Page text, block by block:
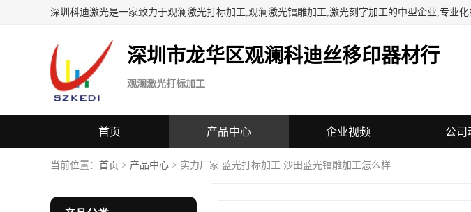
深圳科迪激光是一家致力于观澜激光打标加工,观澜激光镭雕加工,激光刻字加工的中型企业,专业化
深圳市龙华区观澜科迪丝移印器材行
观澜激光打标加工
首页 产品中心 企业视频 公司
当前位置： 首页 > 产品中心 > 实力厂家 蓝光打标加工 沙田蓝光镭雕加工怎么样